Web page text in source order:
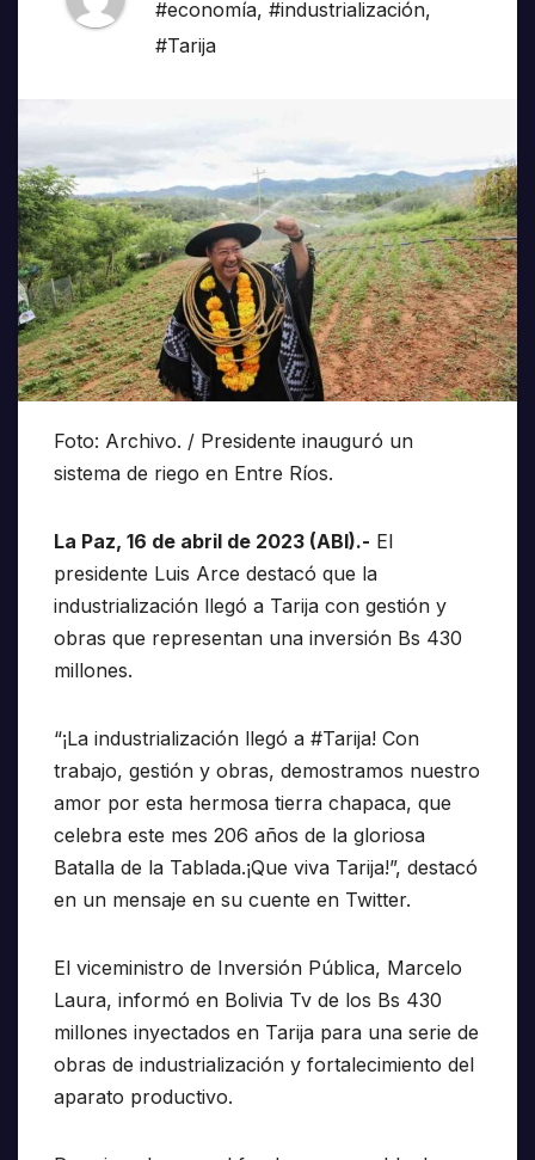
#economía, #industrialización,
#Tarija
Foto: Archivo. / Presidente inauguró un
sistema de riego en Entre Ríos.
La Paz, 16 de abril de 2023 (ABI).- El
presidente Luis Arce destacó que la
industrialización llegó a Tarija con gestión y
obras que representan una inversión Bs 430
millones.
“¡La industrialización llegó a #Tarija! Con
trabajo, gestión y obras, demostramos nuestro
amor por esta hermosa tierra chapaca, que
celebra este mes 206 años de la gloriosa
Batalla de la Tablada.¡Que viva Tarija!”, destacó
en un mensaje en su cuente en Twitter.
El viceministro de Inversión Pública, Marcelo
Laura, informó en Bolivia Tv de los Bs 430
millones inyectados en Tarija para una serie de
obras de industrialización y fortalecimiento del
aparato productivo.